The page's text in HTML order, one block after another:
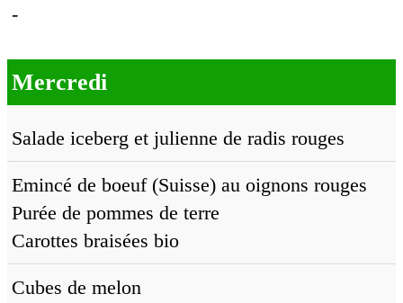
-
Mercredi
Salade iceberg et julienne de radis rouges
Emincé de boeuf (Suisse) au oignons rouges
Purée de pommes de terre
Carottes braisées bio
Cubes de melon